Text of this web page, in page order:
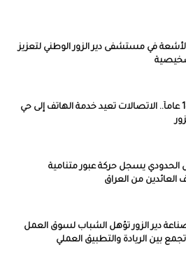
في مستشفى دير الزور الوطني لتعزيز
بعد انقطاع 14 عاماً.. الاتصالات تعيد خدمة الهاتف إلى حي
الحدودي يسجل حركة عبور متنامية
العائدين من العراق
دير الزور تؤهل الشباب لسوق العمل
تجمع بين الريادة والتطبيق العملي